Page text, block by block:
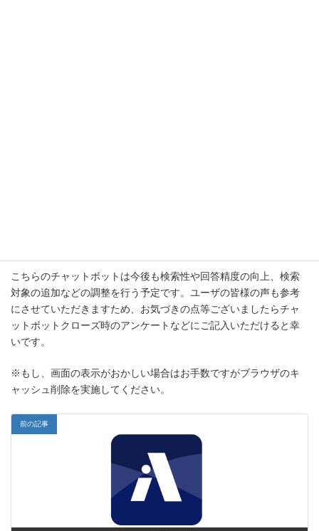
こちらのチャットボットは今後も検索性や回答精度の向上、検索
対象の追加などの調整を行う予定です。ユーザの皆様の声も参考
にさせていただきますため、お気づきの点等ございましたらチャ
ットボットクローズ時のアンケートなどにご記入いただけると幸
いです。
※もし、画面の表示がおかしい場合はお手数ですがブラウザのキ
ャッシュ削除を実施してください。
前の記事